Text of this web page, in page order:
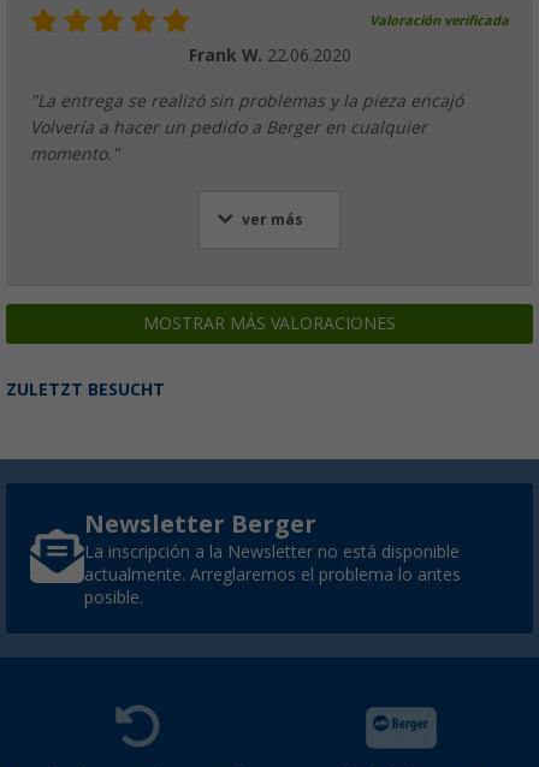
Valoración verificada
Frank W. 22.06.2020
"La entrega se realizó sin problemas y la pieza encajó
Volvería a hacer un pedido a Berger en cualquier
momento."
ver más
MOSTRAR MÁS VALORACIONES
ZULETZT BESUCHT
Newsletter Berger
La inscripción a la Newsletter no está disponible
actualmente. Arreglaremos el problema lo antes
posible.